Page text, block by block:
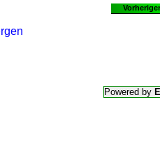
Powered by